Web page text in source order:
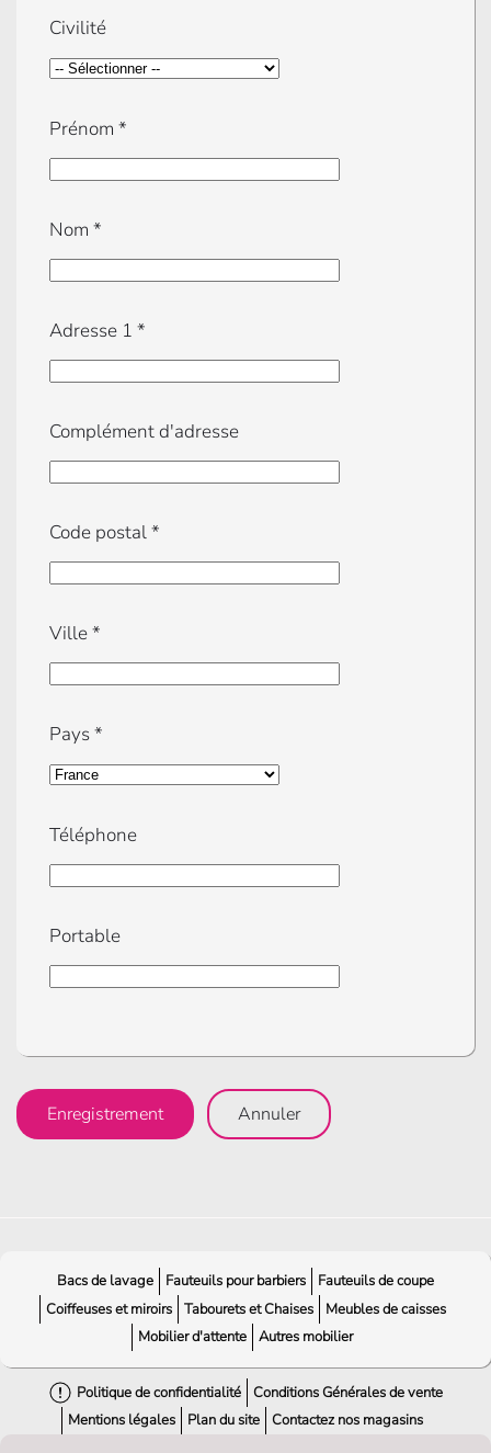
Civilité
Prénom *
Nom *
Adresse 1 *
Complément d'adresse
Code postal*
Ville*
Pays*
Téléphone
Portable
Enregistrement Annuler
Bacs de lavage Fauteuils pour barbiers
Fauteuils de coupe
Coiffeuses et miroirs
Tabourets et Chaises
Meubles de caisses
Mobilier d'attente
Autres mobilier
Politique de confidentialité
Conditions Générales de vente
Mentions légales
Plan du site Contactez nos magasins